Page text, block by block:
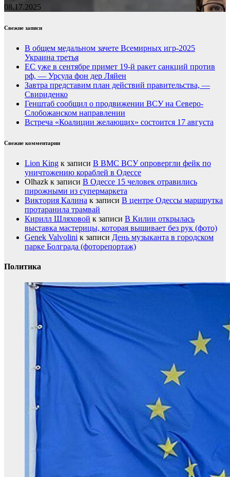
08.17.2025
Свежие записи
В общем медальном зачете Всемирных игр-2025
Украина третья
ЕС уже в сентябре примет 19-й ракет санкций против
рф, — Урсула фон дер Ляйен
Завтра представим план действий правительства, —
Свириденко
Генштаб сообщил о продвижении ВСУ на Северо-
Слобожанском направлении
Встреча «Коалиции желающих» состоится 17 августа
Свежие комментарии
Lion King к записи В ВМС ВСУ опровергли фейк по
уничтожению кораблей в Одессе
Olhazk к записи В Одессе 15 человек отравились
пирожными из супермаркета
Виктория Калина к записи В центре Одессы маршрутка
протаранила трамвай
Кирилл Шляховой к записи В Килии открылась
выставка мастерицы, которая вышивает без рук (фото)
Genek Valvolini к записи День музыканта в городском
парке Болграда (фоторепортаж)
Политика